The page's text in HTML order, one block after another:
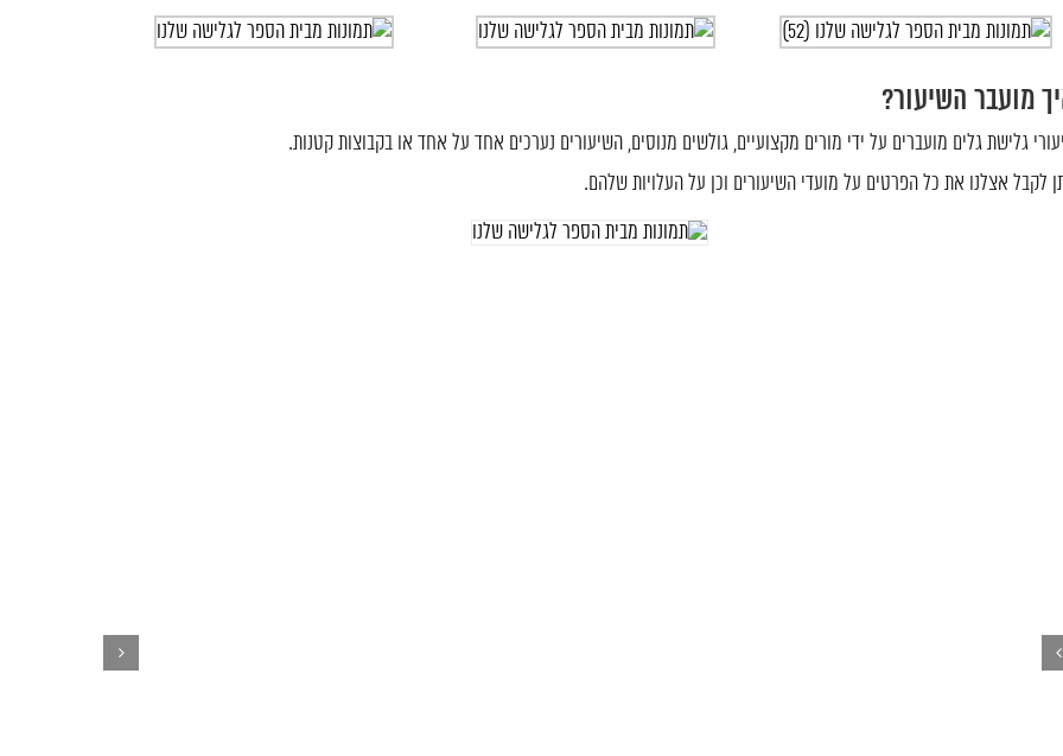
מועבר השיעור?
גלישת גלים מועברים על ידי מורים מקצועיים, גולשים מנוסים, השיעורים נערכים אחד על אחד או בקבוצות קטנות.
לקבל אצלנו את כל הפרטים על מועדי השיעורים וכן על העלויות שלהם.